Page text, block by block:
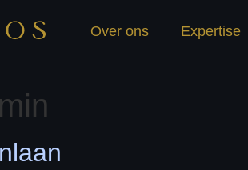
Over ons Expertise